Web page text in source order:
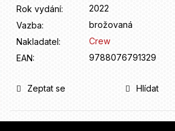
Rok vydání:
2022
Vazba:
brožovaná
Nakladatel:
Crew
EAN: 9788076791329
Zeptat se Hlídat